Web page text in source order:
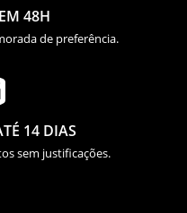
48H
de preferência.
14 DIAS
sem justificações.